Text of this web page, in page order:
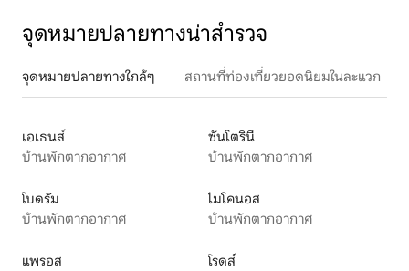
จุดหมายปลายทางน่าสำรวจ
จุดหมายปลายทางใกล้ๆ สถานที่ท่องเที่ยวยอดนิยมในละแวก
เอเธนส์
บ้านพักตากอากาศ
ซันโตรินี
บ้านพักตากอากาศ
โบดรัม
บ้านพักตากอากาศ
ไมโคนอส
บ้านพักตากอากาศ
แพรอส
โรดส์